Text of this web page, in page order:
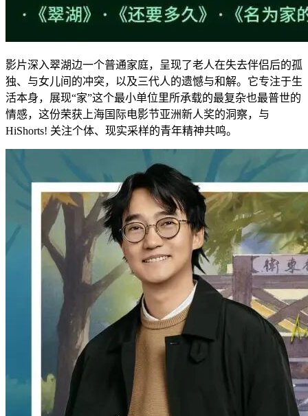
影片深入翠湖边一个普通家庭，呈现了老人在失去伴侣后的孤
独、与女儿间的冲突，以及三代人的遗憾与和解。它专注于生
活本身，展现“家”这个最小单位里所承载的最复杂也最普世的
情感，这份荣获上海国际电影节亚洲新人奖的洞察，与
HiShorts! 关注个体、现实采样的青年精神共鸣。